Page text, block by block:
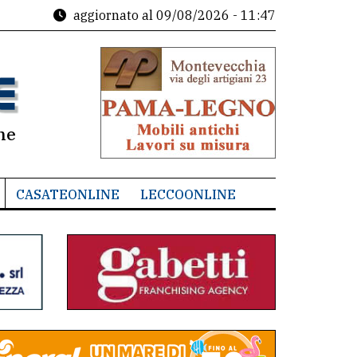
aggiornato al 09/08/2026 - 11:47
CASATEONLINE LECCOONLINE